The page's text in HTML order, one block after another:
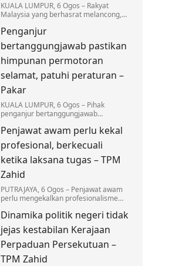
KUALA LUMPUR, 6 Ogos – Rakyat
Malaysia yang berhasrat melancong,
luar negara dinasihatkan supaya tidak
mengambil ringan…
Penganjur
bertanggungjawab pastikan
himpunan permotoran
selamat, patuhi peraturan –
Pakar
KUALA LUMPUR, 6 Ogos – Pihak
penganjur bertanggungjawab
himpunan permotoran dilaksanakan
secara selamat…
Penjawat awam perlu kekal
profesional, berkecuali
ketika laksana tugas – TPM
Zahid
PUTRAJAYA, 6 Ogos – Penjawat awam
perlu mengekalkan profesionalisme
tugas, tanpa dipengaruhi oleh sebarang
unsur politik dalam…
Dinamika politik negeri tidak
jejas kestabilan Kerajaan
Perpaduan Persekutuan –
TPM Zahid